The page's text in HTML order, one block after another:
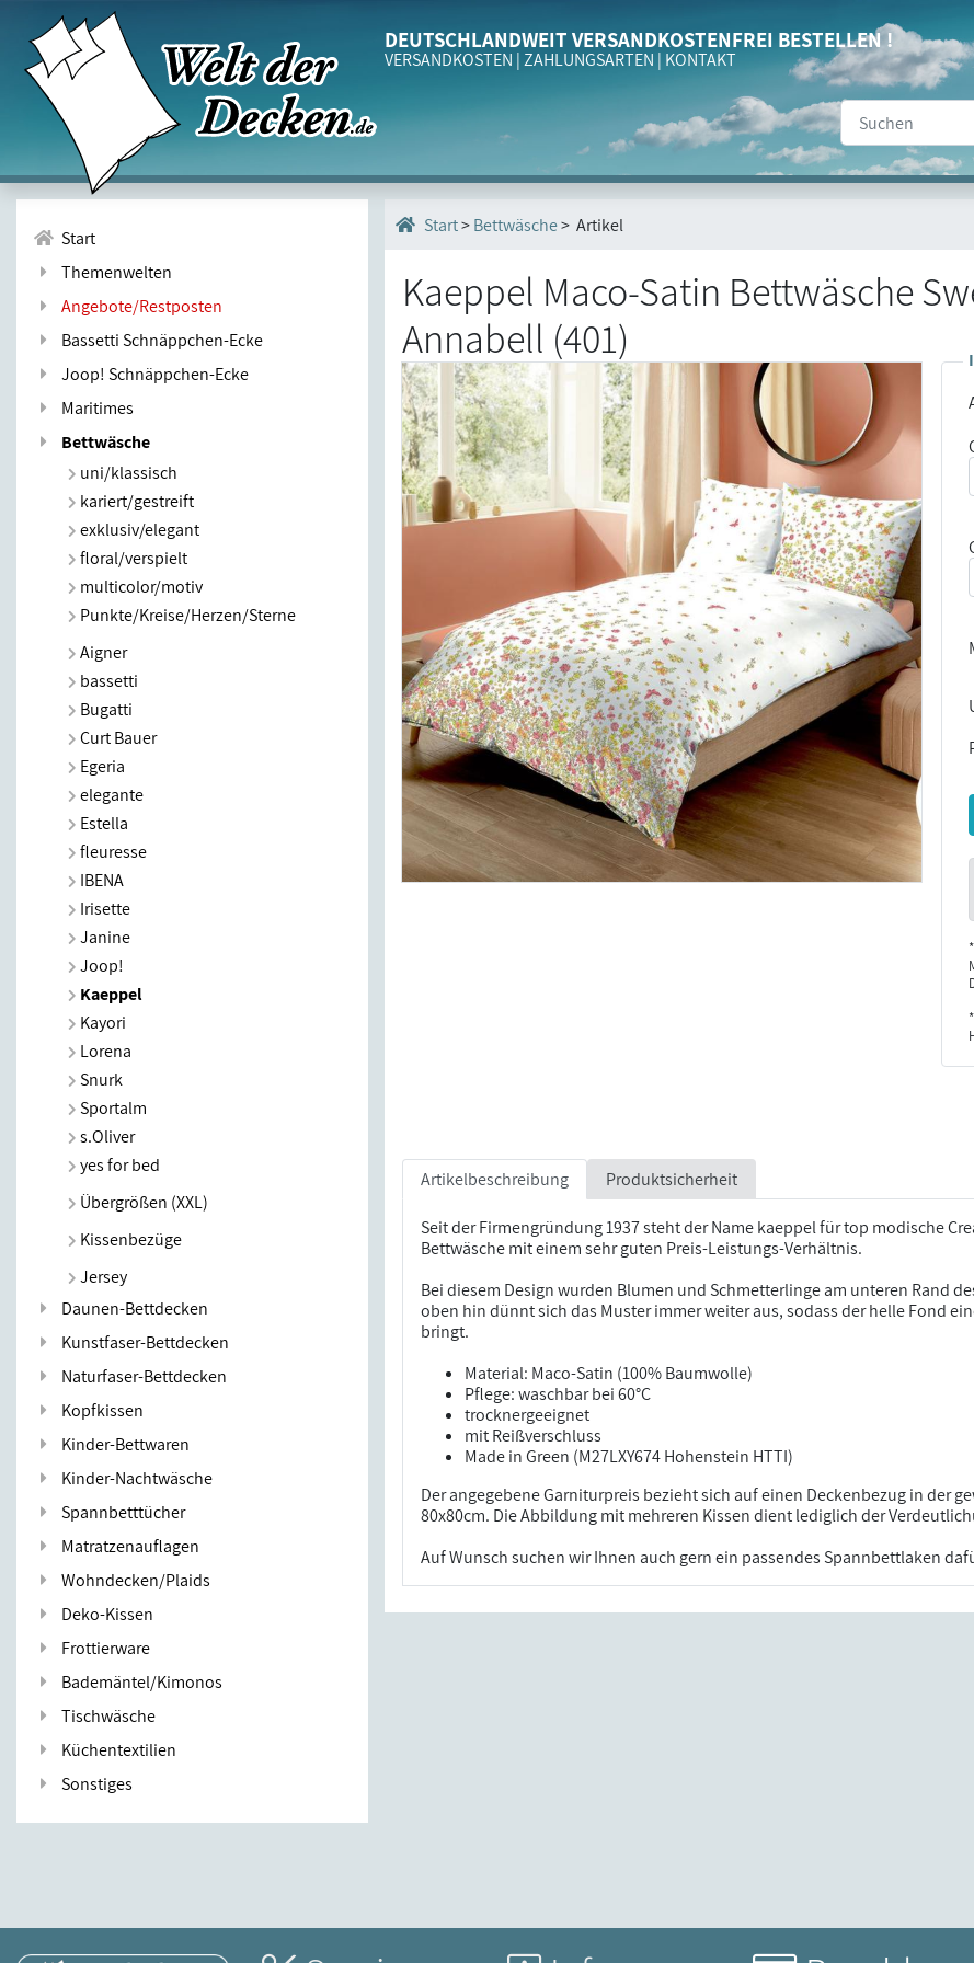
DEUTSCHLANDWEIT VERSANDKOSTENFREI BESTELLEN !
VERSANDKOSTEN |ZAHLUNGSARTEN | KONTAKT
Start
Themenwelten
Angebote/Restposten
Bassetti Schnäppchen-Ecke
Joop! Schnäppchen-Ecke
Maritimes
Bettwäsche
uni/klassisch
kariert/gestreift
exklusiv/elegant
floral/verspielt
multicolor/motiv
Punkte/Kreise/Herzen/Sterne
Aigner
bassetti
Bugatti
Curt Bauer
Egeria
elegante
Estella
fleuresse
IBENA
Irisette
Janine
Joop!
Kaeppel
Kayori
Lorena
Snurk
Sportalm
s.Oliver
yes for bed
Übergrößen (XXL)
Kissenbezüge
Jersey
Daunen-Bettdecken
Kunstfaser-Bettdecken
Naturfaser-Bettdecken
Kopfkissen
Kinder-Bettwaren
Kinder-Nachtwäsche
Spannbetttücher
Matratzenauflagen
Wohndecken/Plaids
Deko-Kissen
Frottierware
Bademäntel/Kimonos
Tischwäsche
Küchentextilien
Sonstiges
Start>Bettwäsche> Artikel
Kaeppel Maco-Satin Bettwäsche
Annabell (401)
Artikelbeschreibung Produktsicherheit
Seit der Firmengründung 1937 steht der Name kaeppel für top modische
Bettwäsche mit einem sehr guten Preis-Leistungs-Verhältnis.
Bei diesem Design wurden Blumen und Schmetterlinge am unteren Rand
oben hin dünnt sich das Muster immer weiter aus, sodass der helle Fond
bringt.
Material: Maco-Satin (100% Baumwolle)
Pflege: waschbar bei 60°C
trocknergeeignet
mit Reißverschluss
Made in Green (M27LXY674 Hohenstein HTTI)
Der angegebene Garniturpreis bezieht sich auf einen Deckenbezug in der
80x80cm. Die Abbildung mit mehreren Kissen dient lediglich der
Auf Wunsch suchen wir Ihnen auch gern ein passendes Spannbettlaken